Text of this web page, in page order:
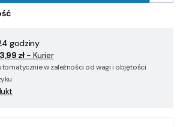
godziny
zł - Kurier
w zależności od wagi i objętości